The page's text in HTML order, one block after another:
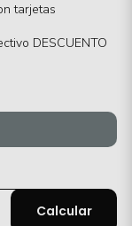
tarjetas
DESCUENTO
Calcular